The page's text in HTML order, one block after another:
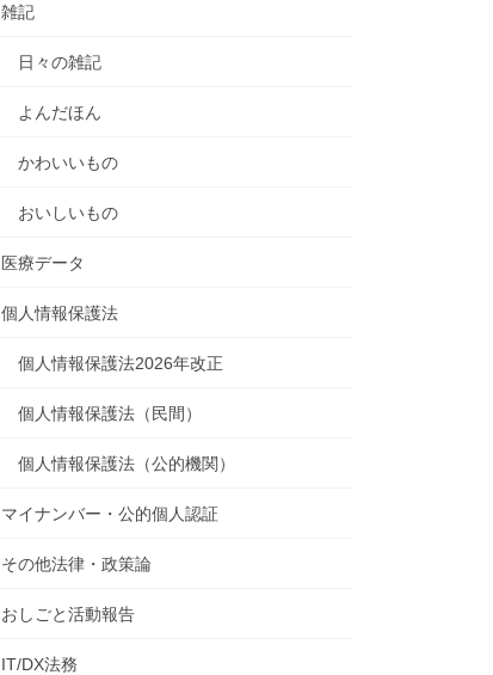
雑記
日々の雑記
よんだほん
かわいいもの
おいしいもの
医療データ
個人情報保護法
個人情報保護法2026年改正
個人情報保護法（民間）
個人情報保護法（公的機関）
マイナンバー・公的個人認証
その他法律・政策論
おしごと活動報告
IT/DX法務